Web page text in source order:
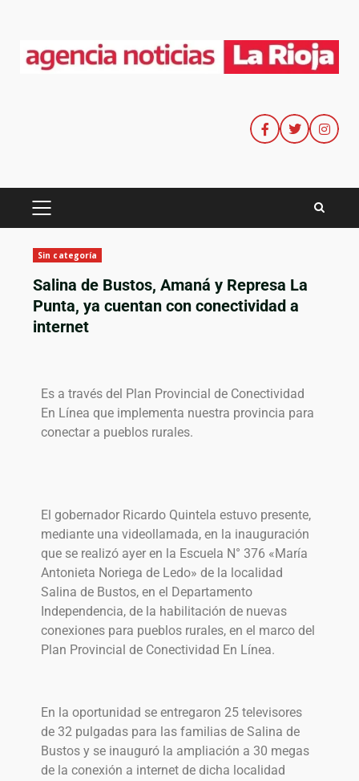
Sin categoría
Salina de Bustos, Amaná y Represa La
Punta, ya cuentan con conectividad a
internet
Es a través del Plan Provincial de Conectividad
En Línea que implementa nuestra provincia para
conectar a pueblos rurales.
El gobernador Ricardo Quintela estuvo presente,
mediante una videollamada, en la inauguración
que se realizó ayer en la Escuela N° 376 «María
Antonieta Noriega de Ledo» de la localidad
Salina de Bustos, en el Departamento
Independencia, de la habilitación de nuevas
conexiones para pueblos rurales, en el marco del
Plan Provincial de Conectividad En Línea.
En la oportunidad se entregaron 25 televisores
de 32 pulgadas para las familias de Salina de
Bustos y se inauguró la ampliación a 30 megas
de la conexión a internet de dicha localidad